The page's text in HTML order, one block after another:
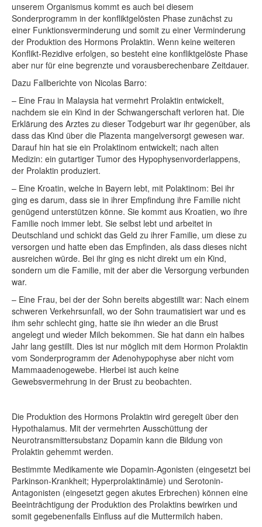
unserem Organismus kommt es auch bei diesem
Sonderprogramm in der konfliktgelösten Phase zunächst zu
einer Funktionsverminderung und somit zu einer Verminderung
der Produktion des Hormons Prolaktin. Wenn keine weiteren
Konflikt-Rezidive erfolgen, so besteht eine konfliktgelöste Phase
aber nur für eine begrenzte und vorausberechenbare Zeitdauer.
Dazu Fallberichte von Nicolas Barro:
– Eine Frau in Malaysia hat vermehrt Prolaktin entwickelt,
nachdem sie ein Kind in der Schwangerschaft verloren hat. Die
Erklärung des Arztes zu dieser Todgeburt war ihr gegenüber, als
dass das Kind über die Plazenta mangelversorgt gewesen war.
Darauf hin hat sie ein Prolaktinom entwickelt; nach alten
Medizin: ein gutartiger Tumor des Hypophysenvorderlappens,
der Prolaktin produziert.
– Eine Kroatin, welche in Bayern lebt, mit Polaktinom: Bei ihr
ging es darum, dass sie in ihrer Empfindung ihre Familie nicht
genügend unterstützen könne. Sie kommt aus Kroatien, wo ihre
Familie noch immer lebt. Sie selbst lebt und arbeitet in
Deutschland und schickt das Geld zu ihrer Familie, um diese zu
versorgen und hatte eben das Empfinden, als dass dieses nicht
ausreichen würde. Bei ihr ging es nicht direkt um ein Kind,
sondern um die Familie, mit der aber die Versorgung verbunden
war.
– Eine Frau, bei der der Sohn bereits abgestillt war: Nach einem
schweren Verkehrsunfall, wo der Sohn traumatisiert war und es
ihm sehr schlecht ging, hatte sie ihn wieder an die Brust
angelegt und wieder Milch bekommen. Sie hat dann ein halbes
Jahr lang gestillt. Dies ist nur möglich mit dem Hormon Prolaktin
vom Sonderprogramm der Adenohypophyse aber nicht vom
Mammaadenogewebe. Hierbei ist auch keine
Gewebsvermehrung in der Brust zu beobachten.
Die Produktion des Hormons Prolaktin wird geregelt über den
Hypothalamus. Mit der vermehrten Ausschüttung der
Neurotransmittersubstanz Dopamin kann die Bildung von
Prolaktin gehemmt werden.
Bestimmte Medikamente wie Dopamin-Agonisten (eingesetzt bei
Parkinson-Krankheit; Hyperprolaktinämie) und Serotonin-
Antagonisten (eingesetzt gegen akutes Erbrechen) können eine
Beeinträchtigung der Produktion des Prolaktins bewirken und
somit gegebenenfalls Einfluss auf die Muttermilch haben.